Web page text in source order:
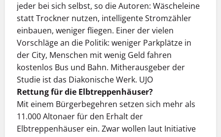
jeder bei sich selbst, so die Autoren: Wäscheleine
statt Trockner nutzen, intelligente Stromzähler
einbauen, weniger fliegen. Einer der vielen
Vorschläge an die Politik: weniger Parkplätze in
der City, Menschen mit wenig Geld fahren
kostenlos Bus und Bahn. Mitherausgeber der
Studie ist das Diakonische Werk. UJO
Rettung für die Elbtreppenhäuser?
Mit einem Bürgerbegehren setzen sich mehr als
11.000 Altonaer für den Erhalt der
Elbtreppenhäuser ein. Zwar wollen laut Initiative